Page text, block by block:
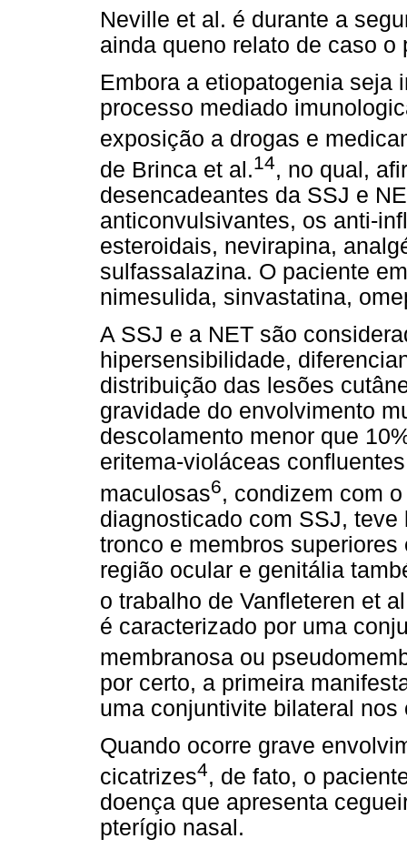
Neville et al. é durante a
ainda queno relato de caso
Embora a etiopatogenia seja
processo mediado
exposição a drogas e
de Brinca et al.14, no qual,
desencadeantes da SSJ e
anticonvulsivantes, os anti-
esteroidais, nevirapina,
sulfassalazina. O paciente
nimesulida, sinvastatina,
A SSJ e a NET são
hipersensibilidade,
distribuição das lesões
gravidade do envolvimento
descolamento menor que
eritema-violáceas
maculosas6, condizem com
diagnosticado com SSJ,
tronco e membros
região ocular e genitália
o trabalho de Vanfleteren et
é caracterizado por uma
membranosa ou
por certo, a primeira
uma conjuntivite bilateral nos
Quando ocorre grave
cicatrizes4, de fato, o
doença que apresenta
pterígio nasal.